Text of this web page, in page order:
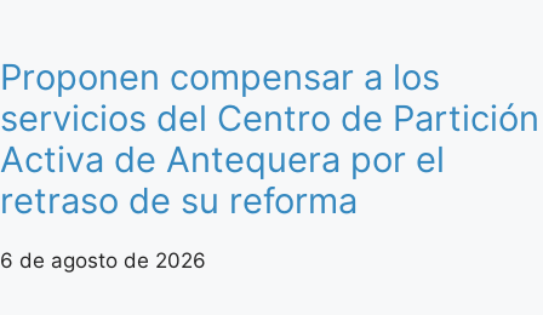
Proponen compensar a los
servicios del Centro de Partición
Activa de Antequera por el
retraso de su reforma
6 de agosto de 2026